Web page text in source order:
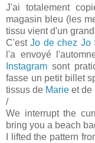
J'ai totalement
magasin bleu (les
tissu vient d'un
C'estJo de chez Jo
l'a envoyé
Instagram sont
fasse un petit billet
tissus de Marie et de
/
We interrupt the
bring you a beach
I lifted the pattern